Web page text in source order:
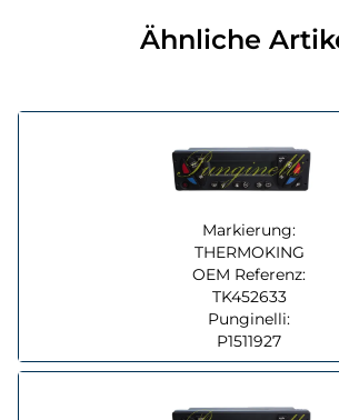
Ähnliche
Markierung:
THERMOKING
OEM Referenz:
TK452633
Punginelli:
P1511927